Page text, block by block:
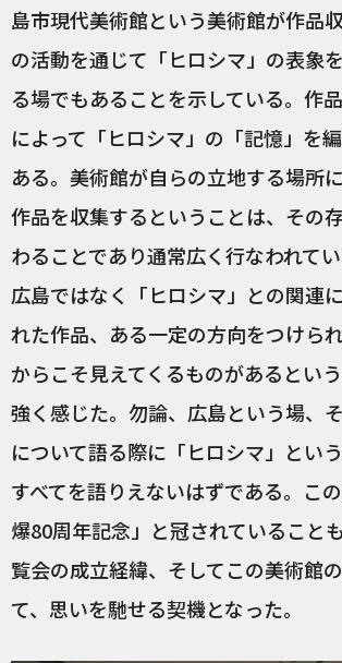
島市現代美術館という美術館が作品
の活動を通じて「ヒロシマ」の表象
る場でもあることを示している。作
によって「ヒロシマ」の「記憶」を
ある。美術館が自らの立地する場所
作品を収集するということは、その
わることであり通常広く行なわれて
広島ではなく「ヒロシマ」との関連
れた作品、ある一定の方向をつけら
からこそ見えてくるものがあるとい
強く感じた。勿論、広島という場、
について語る際に「ヒロシマ」とい
すべてを語りえないはずである。こ
爆80周年記念」と冠されていること
覧会の成立経緯、そしてこの美術館
て、思いを馳せる契機となった。